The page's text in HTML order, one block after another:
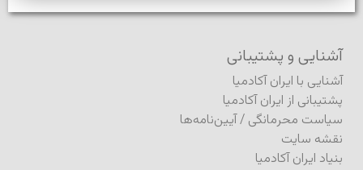
آشنایی و پشتیبانی
آشنایی با ایران آکادمیا
پشتیبانی از ایران آکادمیا
سیاست محرمانگی /آیین‌نامه‌ها
نقشه سایت
بنیاد ایران آکادمیا